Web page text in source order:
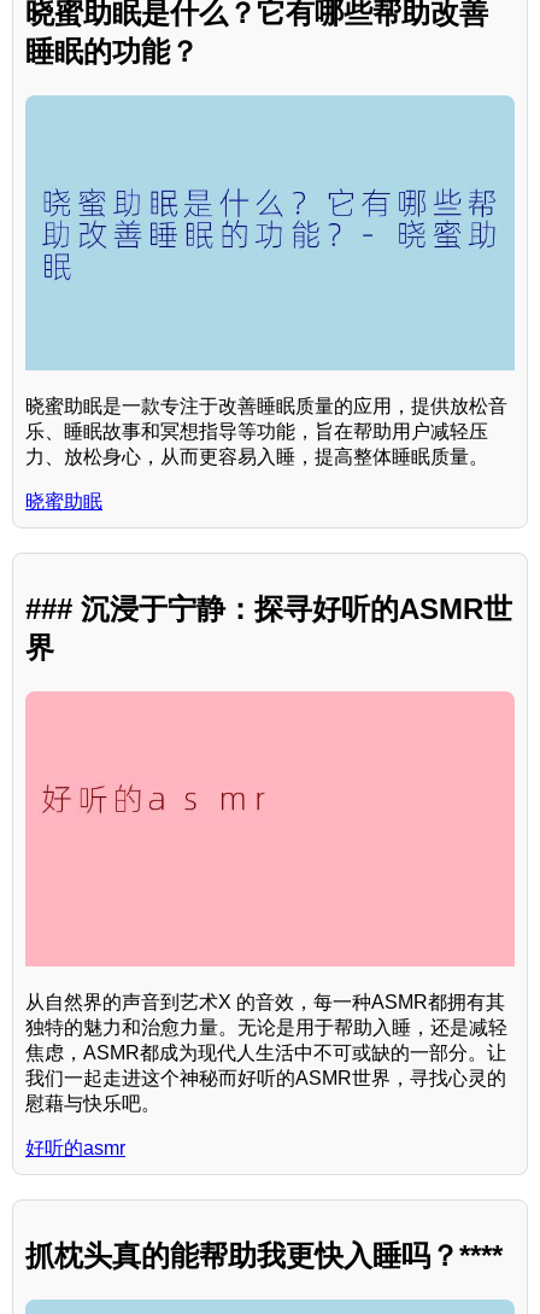
晓蜜助眠是什么？它有哪些帮助改善
睡眠的功能？
晓蜜助眠是一款专注于改善睡眠质量的应用，提供放松音
乐、睡眠故事和冥想指导等功能，旨在帮助用户减轻压
力、放松身心，从而更容易入睡，提高整体睡眠质量。
晓蜜助眠
### 沉浸于宁静：探寻好听的ASMR世
界
从自然界的声音到艺术X 的音效，每一种ASMR都拥有其
独特的魅力和治愈力量。无论是用于帮助入睡，还是减轻
焦虑，ASMR都成为现代人生活中不可或缺的一部分。让
我们一起走进这个神秘而好听的ASMR世界，寻找心灵的
慰藉与快乐吧。
好听的asmr
抓枕头真的能帮助我更快入睡吗？****